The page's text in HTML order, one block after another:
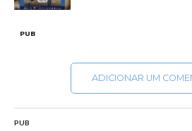
PUB
ADICIONAR UM
PUB